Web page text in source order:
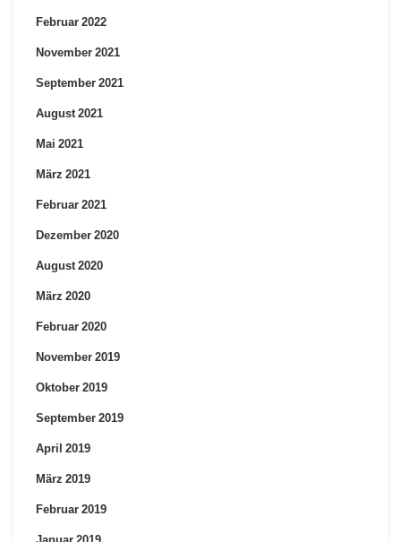
Februar 2022
November 2021
September 2021
August 2021
Mai 2021
März 2021
Februar 2021
Dezember 2020
August 2020
März 2020
Februar 2020
November 2019
Oktober 2019
September 2019
April 2019
März 2019
Februar 2019